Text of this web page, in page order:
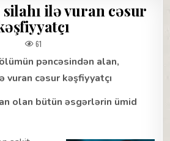
ilə vuran cəsur
61
pəncəsindən alan,
vuran cəsur kəşfiyyatçı
olan bütün əsgərlərin ümid